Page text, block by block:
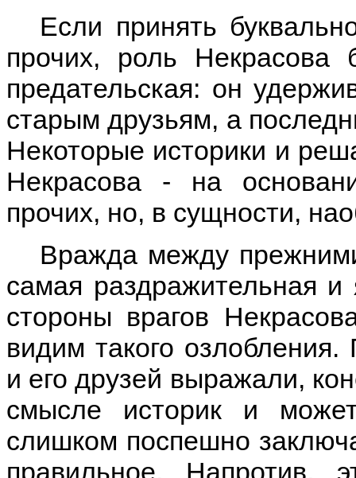
Если принять
прочих, роль Некрасова
предательская: он
старым друзьям, а
Некоторые историки и
Некрасова - на
прочих, но, в сущности,
Вражда между
самая раздражительная
стороны врагов
видим такого
и его друзей выражали,
смысле историк и
слишком поспешно
правильное. Напротив,